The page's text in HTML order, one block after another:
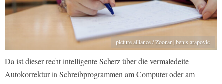
picture alliance / Zoonar | benis arapovic
Da ist dieser recht intelligente Scherz über die vermaledeite
Autokorrektur in Schreibprogrammen am Computer oder am